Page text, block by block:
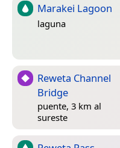
Marakei Lagoon
laguna
Reweta Channel
Bridge
puente, 3 km al
sureste